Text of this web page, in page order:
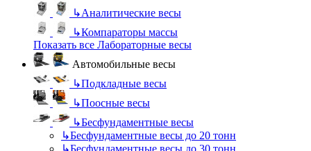
↳Аналитические весы
↳Компараторы массы
Показать все Лабораторные весы
Автомобильные весы
↳Подкладные весы
↳Поосные весы
↳Бесфундаментные весы
↳Бесфундаментные весы до 20 тонн
↳Бесфундаментные весы до 30 тонн